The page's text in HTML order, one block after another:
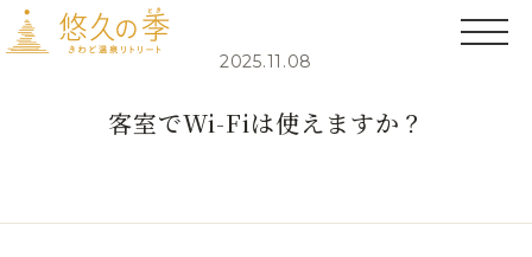
2025.11.08
客室でWi-Fiは使えますか？